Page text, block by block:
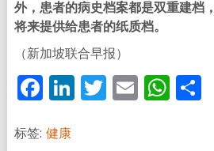
外，患者的病史档案都是双重建档
将来提供给患者的纸质档。
（新加坡联合早报）
Facebook
LinkedIn
Twitter
Email分
标签: 健康